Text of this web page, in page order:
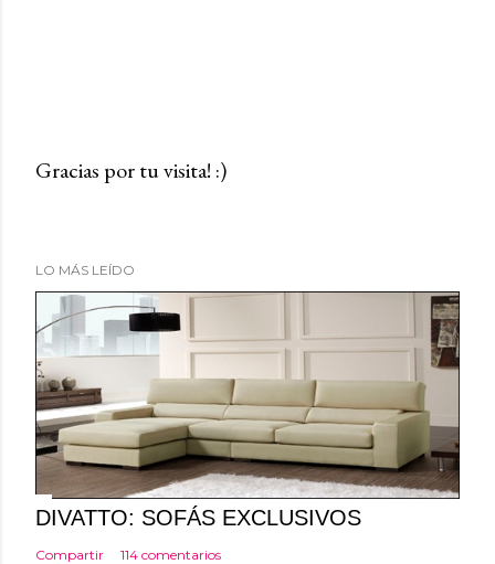
l
c
a
r
u
n
c
o
m
Gracias por tu visita! :)
LO MÁS LEÍDO
DIVATTO: SOFÁS EXCLUSIVOS
Compartir 114 comentarios